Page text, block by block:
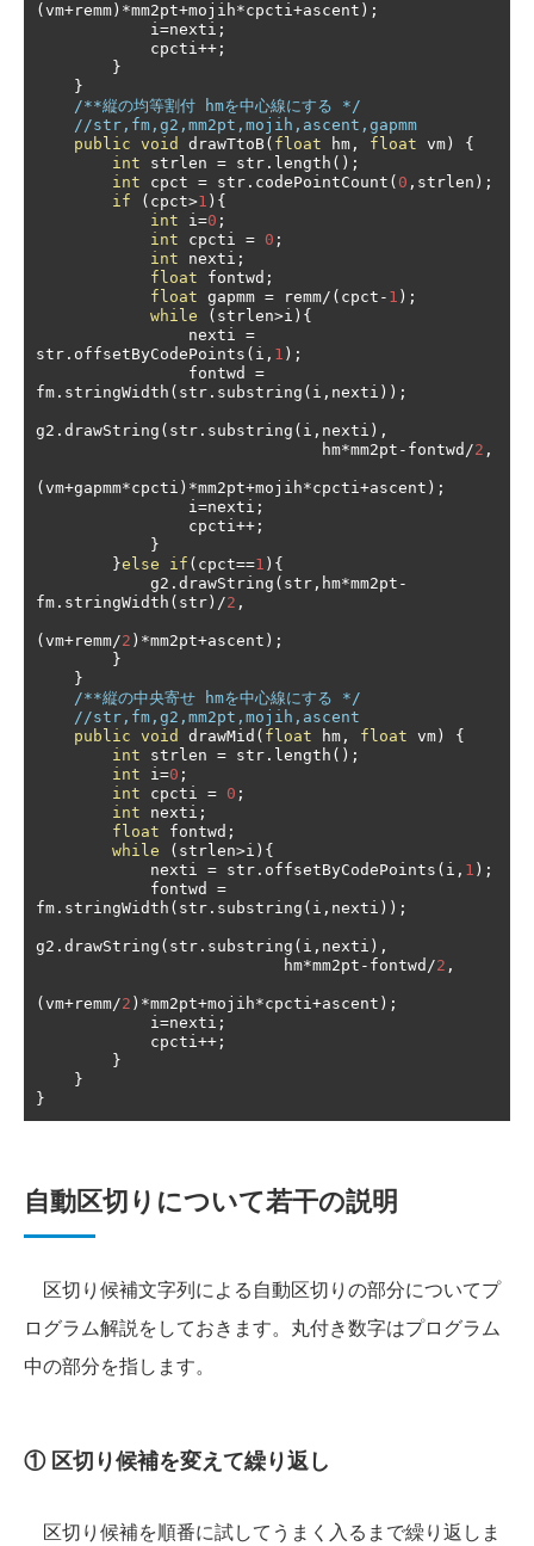
( vm+remm )*mm2pt+mojih*cpcti+ascent );
            i
=nexti ;
            cpcti
++;
}
}
/**縦の均等割付 hmを中心線にする */
//str,fm,g2,mm2pt,mojih,ascent,gapmm
public void drawTtoB( float hm , float vm )
{
int strlen = str . length ();
int cpct = str . codePointCount ( 0 , strlen );
if
( cpct>1 ){
int i=0 ;
int cpcti = 0 ;
int nexti ;
float fontwd ;
float gapmm = remm/( cpct - 1 );
while
( strlen>i ){
                nexti
=
str . offsetByCodePoints ( i , 1 );
                fontwd
=
fm . stringWidth ( str . substring ( i , nexti ));
g2 . drawString ( str . substring ( i , nexti ),
                              hm
*mm2pt - fontwd /2 ,
( vm+gapmm*cpcti )*mm2pt+mojih*cpcti+ascent );
                i
=nexti ;
                cpcti
++;
}
}else if ( cpct==1 ){
            g2
. drawString ( str , hm*mm2pt -
fm . stringWidth ( str )/2 ,
( vm+remm/2 )*mm2pt+ascent );
}
}
/**縦の中央寄せ hmを中心線にする */
//str,fm,g2,mm2pt,mojih,ascent
public void drawMid ( float hm , float vm )
{
int strlen = str . length ();
int i=0 ;
int cpcti = 0 ;
int nexti ;
float fontwd ;
while
( strlen>i ){
            nexti
= str . offsetByCodePoints ( i , 1 );
            fontwd
=
fm . stringWidth ( str . substring ( i , nexti ));
g2 . drawString ( str . substring ( i , nexti ),
                          hm
*mm2pt - fontwd /2 ,
( vm+remm/2 )*mm2pt+mojih*cpcti+ascent );
            i
=nexti ;
            cpcti
++;
}
}
}
自動区切りについて若干の説明
区切り候補文字列による自動区切りの部分についてプ
ログラム解説をしておきます。丸付き数字はプログラム
中の部分を指します。
① 区切り候補を変えて繰り返し
区切り候補を順番に試してうまく入るまで繰り返しま